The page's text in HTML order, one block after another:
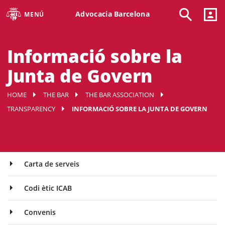
MENÚ Advocacia Barcelona
Informació sobre la
Junta de Govern
HOME THE BAR
THE BAR ASSOCIATION
TRANSPARENCY
INFORMACIÓ SOBRE LA JUNTA DE GOVERN
Carta de serveis
Codi ètic ICAB
Convenis